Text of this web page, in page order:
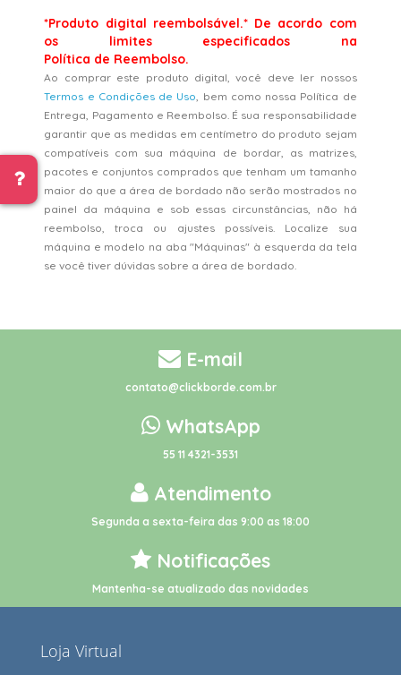
*Produto digital reembolsável.* De acordo com
os limites especificados na
Política de Reembolso.
Ao comprar este produto digital, você deve ler nossos
Termos e Condições de Uso, bem como nossa Política de
Entrega, Pagamento e Reembolso. É sua responsabilidade
garantir que as medidas em centímetro do produto sejam
compatíveis com sua máquina de bordar, as matrizes,
pacotes e conjuntos comprados que tenham um tamanho
maior do que a área de bordado não serão mostrados no
painel da máquina e sob essas circunstâncias, não há
reembolso, troca ou ajustes possíveis. Localize sua
máquina e modelo na aba "Máquinas" à esquerda da tela
se você tiver dúvidas sobre a área de bordado.
E-mail
contato@clickborde.com.br
WhatsApp
55 11 4321-3531
Atendimento
Segunda a sexta-feira das 9:00 as 18:00
Notificações
Mantenha-se atualizado das novidades
Loja Virtual